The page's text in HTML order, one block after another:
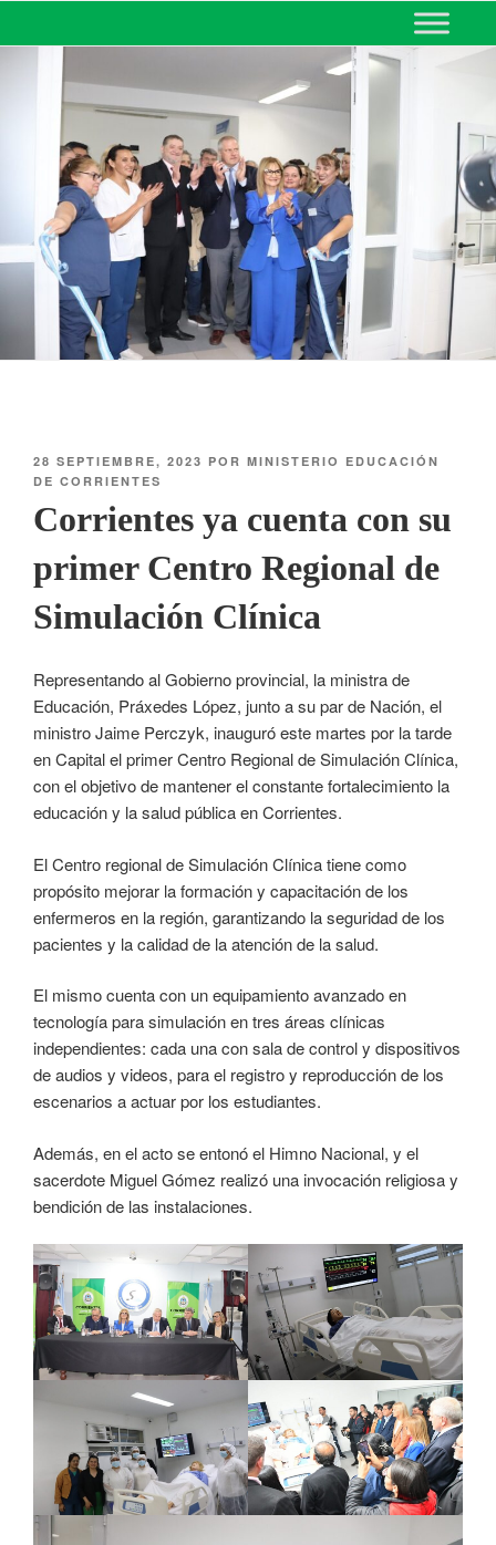
MINISTERIO DE EDUCACIÓN
DE CORRIENTES
28 SEPTIEMBRE, 2023 POR MINISTERIO EDUCACIÓN
DE CORRIENTES
Corrientes ya cuenta con su
primer Centro Regional de
Simulación Clínica
Representando al Gobierno provincial, la ministra de
Educación, Práxedes López, junto a su par de Nación, el
ministro Jaime Perczyk, inauguró este martes por la tarde
en Capital el primer Centro Regional de Simulación Clínica,
con el objetivo de mantener el constante fortalecimiento la
educación y la salud pública en Corrientes.
El Centro regional de Simulación Clínica tiene como
propósito mejorar la formación y capacitación de los
enfermeros en la región, garantizando la seguridad de los
pacientes y la calidad de la atención de la salud.
El mismo cuenta con un equipamiento avanzado en
tecnología para simulación en tres áreas clínicas
independientes: cada una con sala de control y dispositivos
de audios y videos, para el registro y reproducción de los
escenarios a actuar por los estudiantes.
Además, en el acto se entonó el Himno Nacional, y el
sacerdote Miguel Gómez realizó una invocación religiosa y
bendición de las instalaciones.